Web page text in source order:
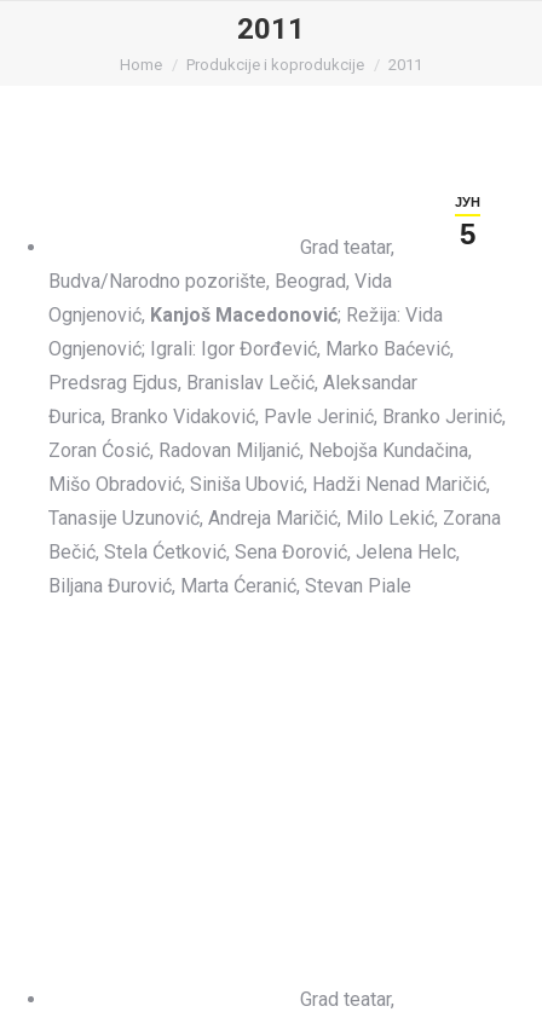
2011
You are here:
Home Produkcije i koprodukcije 2011
ЈУН
5
Grad teatar,
Budva/Narodno pozorište, Beograd, Vida
Ognjenović, Kanjoš Macedonović; Režija: Vida
Ognjenović; Igrali: Igor Đorđević, Marko Baćević,
Predsrag Ejdus, Branislav Lečić, Aleksandar
Đurica, Branko Vidaković, Pavle Jerinić, Branko Jerinić,
Zoran Ćosić, Radovan Miljanić, Nebojša Kundačina,
Mišo Obradović, Siniša Ubović, Hadži Nenad Maričić,
Tanasije Uzunović, Andreja Maričić, Milo Lekić, Zorana
Bečić, Stela Ćetković, Sena Đorović, Jelena Helc,
Biljana Đurović, Marta Ćeranić, Stevan Piale
Grad teatar,